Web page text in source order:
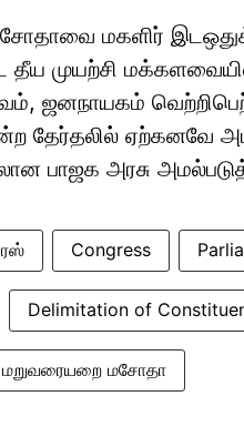
மகளிர்
முயற்சி
ஜனநாயகம்
தேர்தலில் ஏற்கனவே
பாஜக அரசு
Congress
Delimitation of
மறுவரையறை மசோதா